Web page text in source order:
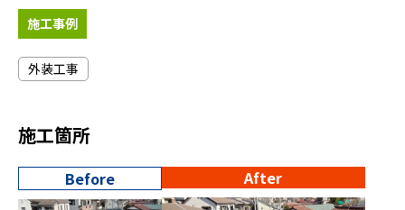
施工事例
外装工事
施工箇所
Before After